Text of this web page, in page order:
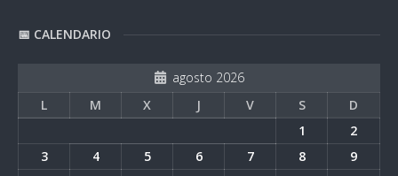
📅 CALENDARIO
agosto 2026
L
M X J V S
D
1
2
3
4 5 6 7 8
9